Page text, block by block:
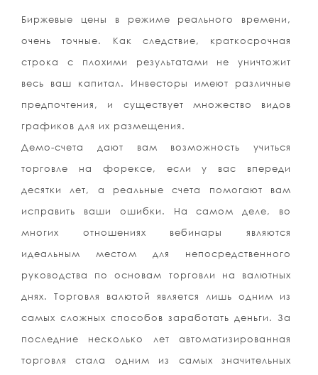
Биржевые цены в режиме реального времени,
очень точные. Как следствие, краткосрочная
строка с плохими результатами не уничтожит
весь ваш капитал. Инвесторы имеют различные
предпочтения, и существует множество видов
графиков для их размещения.
Демо-счета дают вам возможность учиться
торговле на форексе, если у вас впереди
десятки лет, а реальные счета помогают вам
исправить ваши ошибки. На самом деле, во
многих отношениях вебинары являются
идеальным местом для непосредственного
руководства по основам торговли на валютных
днях. Торговля валютой является лишь одним из
самых сложных способов заработать деньги. За
последние несколько лет автоматизированная
торговля стала одним из самых значительных